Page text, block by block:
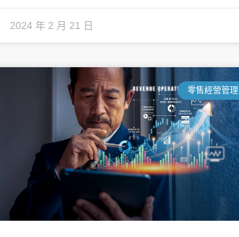
2024 年 2 月 21 日
零售經營管理